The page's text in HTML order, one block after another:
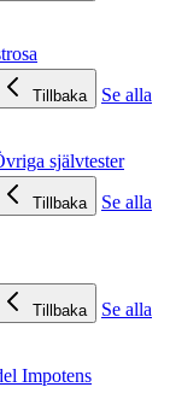
Tillbaka
Se alla
självtester
Tillbaka
Se alla
Tillbaka
Se alla
Impotens